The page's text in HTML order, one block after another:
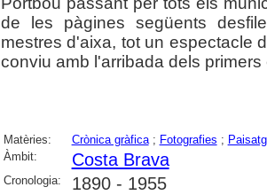
de les pàgines següents
mestres d'aixa, tot un espectacle
conviu amb l'arribada dels primers
Matèries: Crònica gràfica; Fotografies ;
Àmbit:
Costa Brava
Cronologia: 1890 - 1955